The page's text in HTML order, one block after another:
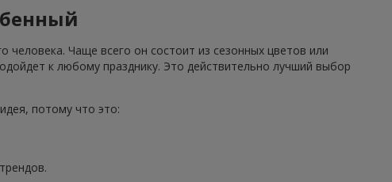
Чаще всего он состоит из сезонных цветов или
к любому празднику. Это действительно лучший выбор
потому что это: